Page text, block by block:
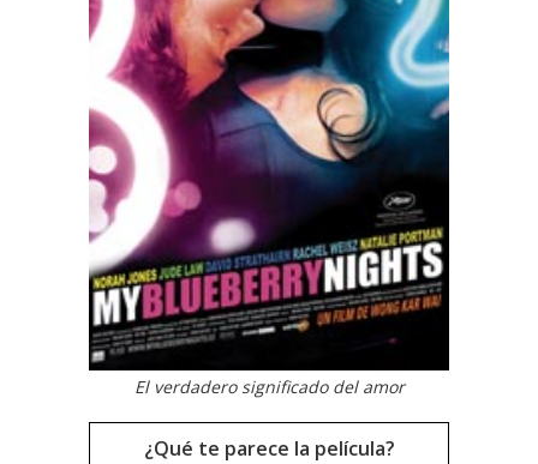
El verdadero significado del amor
¿Qué te parece la película?